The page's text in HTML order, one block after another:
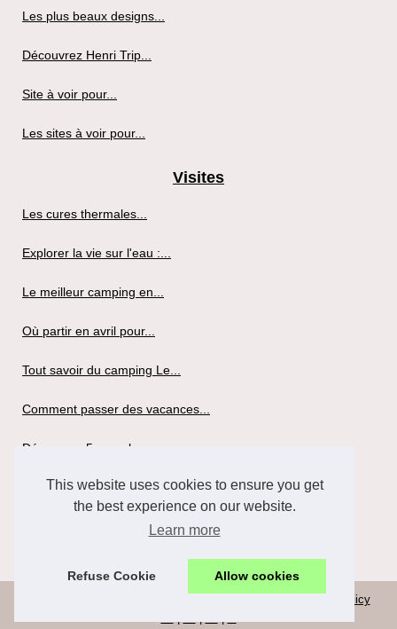
This website uses cookies to ensure you get
the best experience on our website.
Learn more
Refuse Cookie Allow cookies
Les plus beaux designs...
Découvrez Henri Trip...
Site à voir pour...
Les sites à voir pour...
Visites
Les cures thermales...
Explorer la vie sur l'eau :...
Le meilleur camping en...
Où partir en avril pour...
Tout savoir du camping Le...
Comment passer des vacances...
Découvrez 5 superbes...
Louer un mobil-home pour...
Tout savoir du camping la...
Cookies Policy